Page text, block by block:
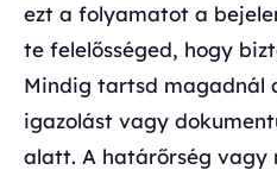
ezt a folyamatot a
te felelősséged, hogy
Mindig tartsd magadnál
igazolást vagy
alatt. A határőrség vagy